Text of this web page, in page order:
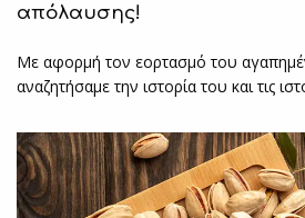
απόλαυσης!
Με αφορμή τον εορτασμό του
αναζητήσαμε την ιστορία του και τις